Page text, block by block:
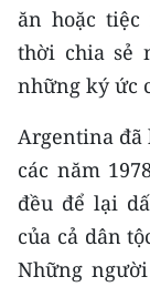
ăn hoặc tiệc
thời chia sẻ
những ký ức
Argentina đã
các năm
đều để lại
của cả dân
Những